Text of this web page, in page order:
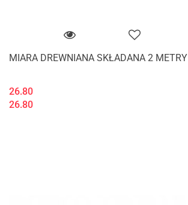
MIARA DREWNIANA SKŁADANA 2 METRY
26.80
26.80